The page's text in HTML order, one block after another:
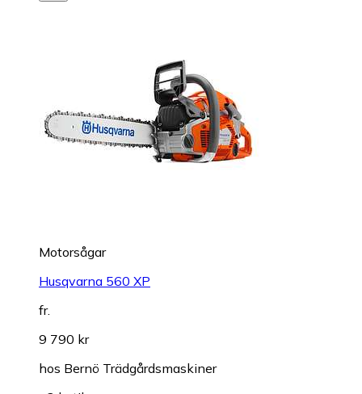
Motorsågar
Husqvarna 560 XP
fr.
9 790 kr
hos Bernö Trädgårdsmaskiner